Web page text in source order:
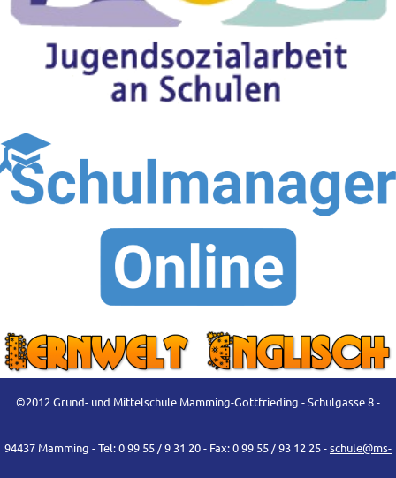
©2012 Grund- und Mittelschule Mamming-Gottfrieding - Schulgasse 8 -
94437 Mamming - Tel: 0 99 55 / 9 31 20 - Fax: 0 99 55 / 93 12 25 -schule@ms-